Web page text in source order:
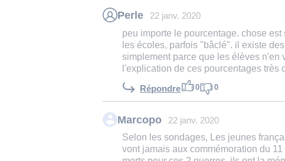
Perle 22 janv. 2020
peu importe le pourcentage. chose
les écoles, parfois "bâclé". il existe
simplement parce que les élèves n'en
l'explication de ces pourcentages très
Répondre 0 0
Marcopo 22 janv. 2020
Selon les sondages, Les jeunes
vont jamais aux commémoration du